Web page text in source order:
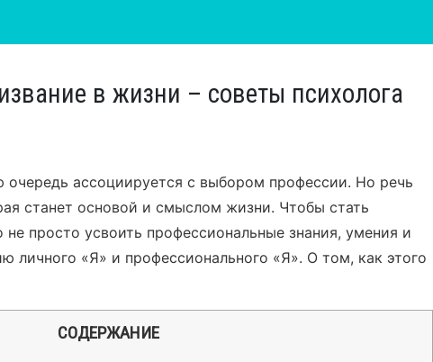
в жизни – советы психолога
очередь ассоциируется с выбором профессии. Но речь
станет основой и смыслом жизни. Чтобы стать
просто усвоить профессиональные знания, умения и
личного «Я» и профессионального «Я». О том, как этого
СОДЕРЖАНИЕ